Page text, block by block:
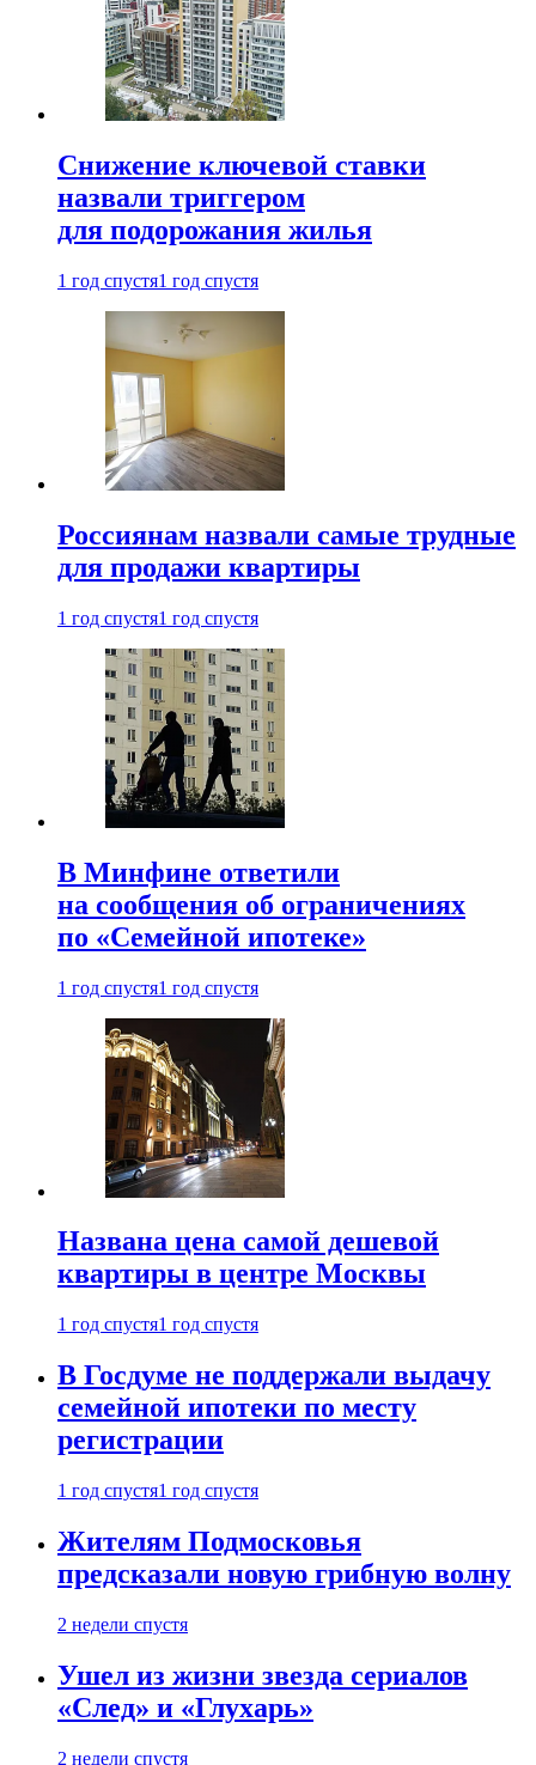
Снижение ключевой ставки
назвали триггером
для подорожания жилья
1 год спустя1 год спустя
Россиянам назвали самые трудные
для продажи квартиры
1 год спустя1 год спустя
В Минфине ответили
на сообщения об ограничениях
по «Семейной ипотеке»
1 год спустя1 год спустя
Названа цена самой дешевой
квартиры в центре Москвы
1 год спустя1 год спустя
В Госдуме не поддержали выдачу
семейной ипотеки по месту
регистрации
1 год спустя1 год спустя
Жителям Подмосковья
предсказали новую грибную волну
2 недели спустя
Ушел из жизни звезда сериалов
«След» и «Глухарь»
2 недели спустя